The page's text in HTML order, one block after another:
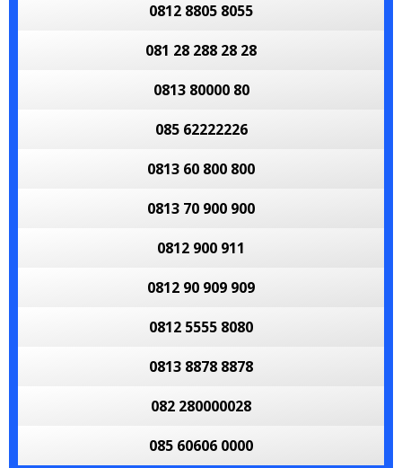
0812 8805 8055
081 28 288 28 28
0813 80000 80
085 62222226
0813 60 800 800
0813 70 900 900
0812 900 911
0812 90 909 909
0812 5555 8080
0813 8878 8878
082 280000028
085 60606 0000